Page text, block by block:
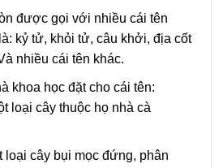
được gọi với nhiều cái tên
kỷ tử, khỏi tử, câu khởi, địa cốt
nhiều cái tên khác.
khoa học đặt cho cái tên:
loại cây thuộc họ nhà cà
loại cây bụi mọc đứng, phân